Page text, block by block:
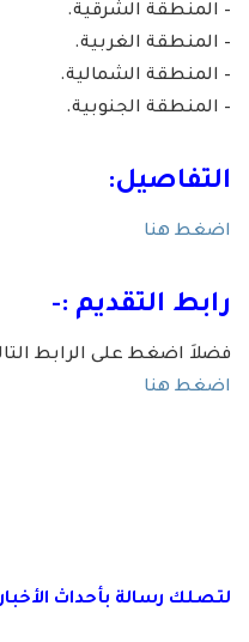
– المنطقة الشرقية.
– المنطقة الغربية.
– المنطقة الشمالية.
– المنطقة الجنوبية.
التفاصيل:
اضغط هنا
رابط التقديم :-
فضلاَ اضغط على الرابط
اضغط هنا
لتصلك رسالة بأحداث